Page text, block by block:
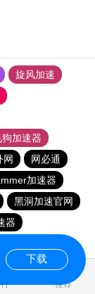
旋风加速
狗加速器
网
网必通
加速器
黑洞加速官网
器
推荐
下载
0.041765s